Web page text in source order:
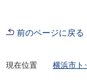
前のページに戻る
現在位置 横浜市ト